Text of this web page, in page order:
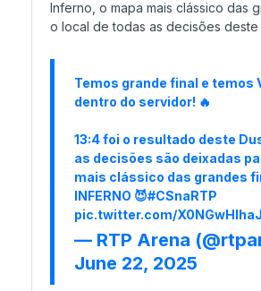
19/06 20:53
19/06 20:32
Spinx salva e segura outro
19/06 18:42
FaZe é a equipa favorita do
Inferno, o mapa mais clássico das
o local de todas as decisões deste
Temos grande final e temos
dentro do servidor! 🔥
13:4 foi o resultado deste
as decisões são deixadas
mais clássico das grandes
INFERNO 😈#CSnaRTP
pic.twitter.com/X0NGwHIhaJ
— RTP Arena
June 22, 2025